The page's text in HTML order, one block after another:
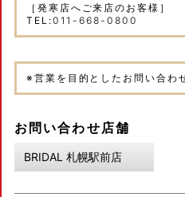
［発寒店へご来店のお客様］
TEL:011-668-0800
※営業を目的としたお問い合わ
お問い合わせ店舗